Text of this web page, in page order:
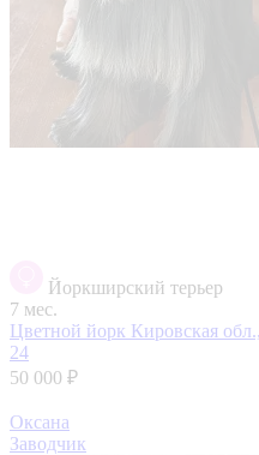
Йоркширский терьер
7 мес.
Цветной йорк Кировская
24
50 000 ₽
Оксана
Заводчик